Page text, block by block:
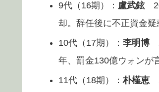
9代（16期）： 盧武鉉
却。辞任後に不正資金
10代（17期）： 李明博
年、罰金130億ウォンが
11代（18期）：朴槿恵